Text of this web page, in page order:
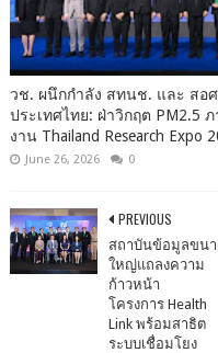
วช. ผนึกกำลัง สทนช. และ สอ
ประเทศไทย: ฝ่าวิกฤต PM2.5
งาน Thailand Research Expo
June 26, 2026 0
PREVIOUS
สถาบันข้อมูลขน
ใหญ่แถลงความ
ก้าวหน้า
โครงการ Health
Link พร้อมสาธิต
ระบบเชื่อมโยง